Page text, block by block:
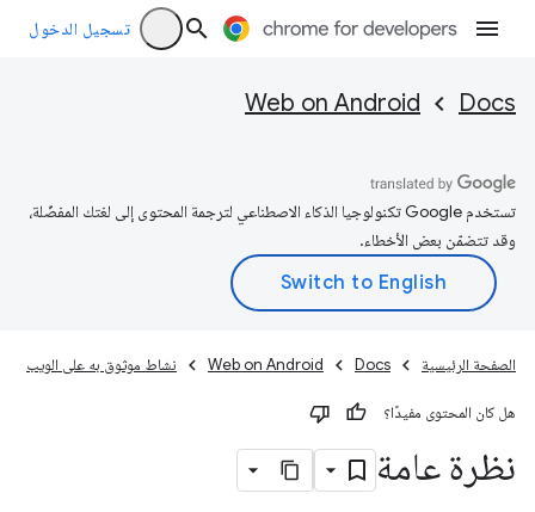
تسجيل الدخول
Docs
Web on Android
تستخدم Google تكنولوجيا الذكاء الاصطناعي لترجمة المحتوى إلى لغتك المفضّلة،
وقد تتضمّن بعض الأخطاء.
الصفحة الرئيسية Docs
Web on Android نشاط موثوق به على الويب
هل كان المحتوى مفيدًا؟
نظرة عامة